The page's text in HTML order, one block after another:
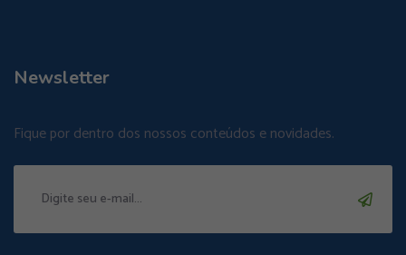
Newsletter
Fique por dentro dos nossos conteúdos e novidades.